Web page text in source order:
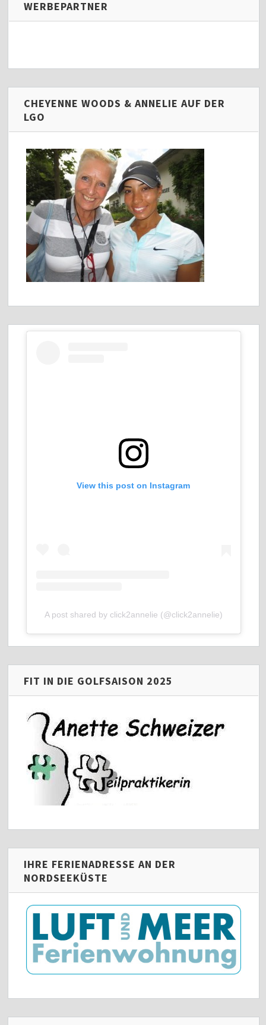
WERBEPARTNER
CHEYENNE WOODS & ANNELIE AUF DER
LGO
View this post on Instagram
A post shared by click2annelie (@click2annelie)
FIT IN DIE GOLFSAISON 2025
IHRE FERIENADRESSE AN DER
NORDSEEKÜSTE